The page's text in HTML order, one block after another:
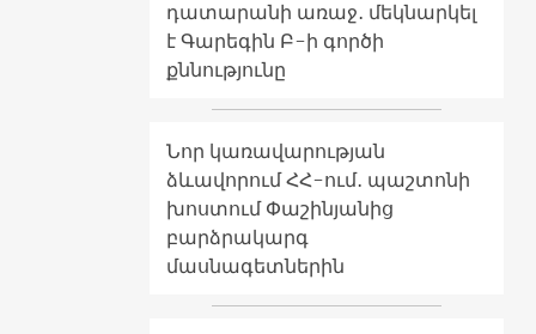
դատարանի առաջ․ մեկնարկել
է Գարեգին Բ-ի գործի
քննությունը
Նոր կառավարության
ձևավորում ՀՀ-ում․ պաշտոնի
խոստում Փաշինյանից
բարձրակարգ
մասնագետներին